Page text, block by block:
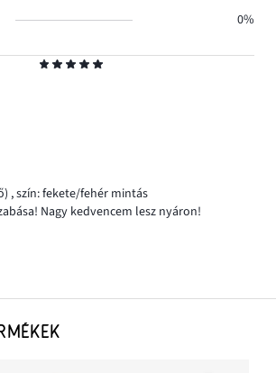
,szín: fekete/fehér mintás
Nagy kedvencem lesz nyáron!
0%